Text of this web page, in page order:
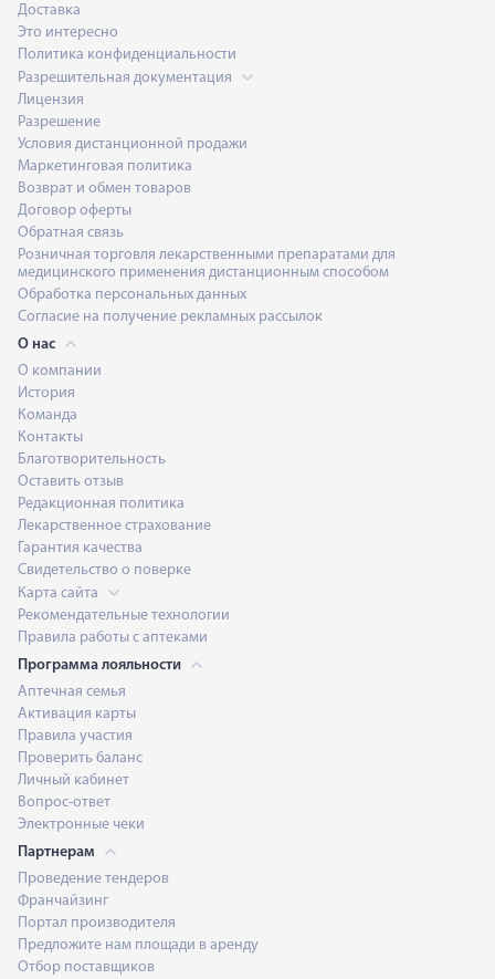
Доставка
Это интересно
Политика конфиденциальности
Разрешительная документация
Лицензия
Разрешение
Условия дистанционной продажи
Маркетинговая политика
Возврат и обмен товаров
Договор оферты
Обратная связь
Розничная торговля лекарственными препаратами для
медицинского применения дистанционным способом
Обработка персональных данных
Согласие на получение рекламных рассылок
О нас
О компании
История
Команда
Контакты
Благотворительность
Оставить отзыв
Редакционная политика
Лекарственное страхование
Гарантия качества
Свидетельство о поверке
Карта сайта
Рекомендательные технологии
Правила работы с аптеками
Программа лояльности
Аптечная семья
Активация карты
Правила участия
Проверить баланс
Личный кабинет
Вопрос-ответ
Электронные чеки
Партнерам
Проведение тендеров
Франчайзинг
Портал производителя
Предложите нам площади в аренду
Отбор поставщиков